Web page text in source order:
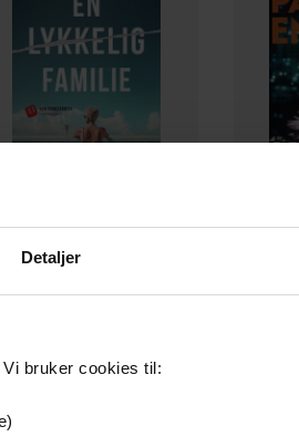
Detaljer
bruker cookies til:
149,-
En lykkelig familie